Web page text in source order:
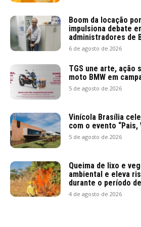
Boom da locação
impulsiona debate
administradores de
6 de agosto de 2026
TGS une arte, ação
moto BMW em
5 de agosto de 2026
Vinícola Brasília
com o evento “Pais,
5 de agosto de 2026
Queima de lixo e
ambiental e eleva
durante o período
4 de agosto de 2026